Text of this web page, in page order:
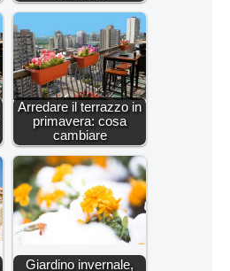
Arredare il terrazzo in
primavera: cosa
cambiare
Giardino invernale,